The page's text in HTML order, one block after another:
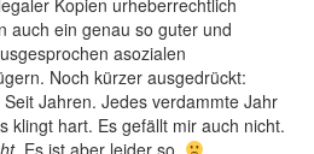
Kopien urheberrechtlich
auch ein genau so guter und
asozialen
Noch kürzer ausgedrückt:
Seit Jahren. Jedes verdammte Jahr
klingt hart. Es gefällt mir auch nicht.
. Es ist aber leider so.